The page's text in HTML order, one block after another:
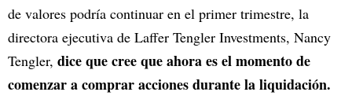
de valores podría continuar en el primer trimestre, la
directora ejecutiva de Laffer Tengler Investments, Nancy
Tengler, dice que cree que ahora es el momento de
comenzar a comprar acciones durante la liquidación.